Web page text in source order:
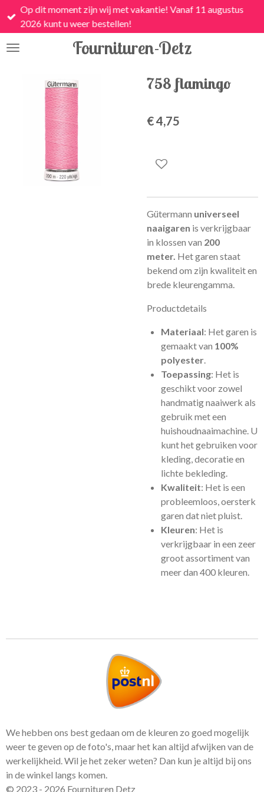
Ga
direct
de
Fournituren-Detz
Op dit moment zijn wij met vakantie! Vanaf 11 augustus
2026 kunt u weer bestellen!
758 flamingo
€ 4,75
Gütermann universeel
naaigaren is verkrijgbaar
in klossen van 200
meter. Het garen staat
bekend om zijn kwaliteit en
brede kleurengamma.
Productdetails
Materiaal: Het garen is
gemaakt van 100%
polyester.
Toepassing: Het is
geschikt voor zowel
handmatig naaiwerk als
gebruik met een
huishoudnaaimachine. U
kunt het gebruiken voor
kleding, decoratie en
lichte bekleding.
Kwaliteit: Het is een
probleemloos, oersterk
garen dat niet pluist.
Kleuren: Het is
verkrijgbaar in een zeer
groot assortiment van
meer dan 400 kleuren.
We hebben ons best gedaan om de kleuren zo goed mogelijk
weer te geven op de foto's, maar het kan altijd afwijken van de
werkelijkheid. Wil je het zeker weten? Dan kun je altijd bij ons
in de winkel langs komen.
© 2023 - 2026 Fournituren Detz